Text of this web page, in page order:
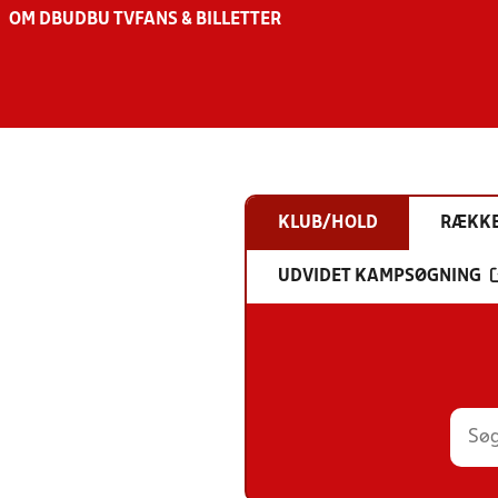
OM DBU DBU TV FANS & BILLETTER
KLUB/HOLD
UDVIDET KAMPSØGNING